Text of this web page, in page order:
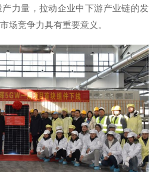
力量，拉动企业中下游产业链的发
场竞争力具有重要意义。